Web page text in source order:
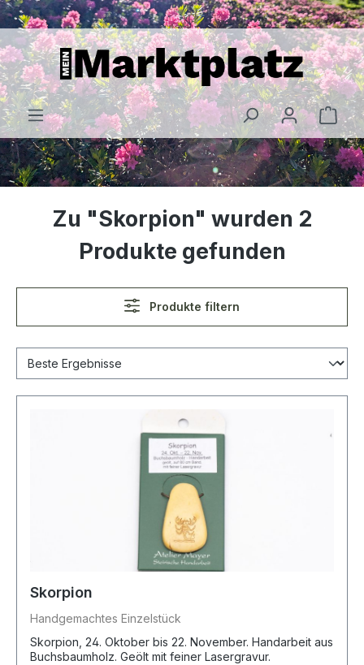
springen
Zu "Skorpion" wurden 2
Produkte gefunden
Produkte filtern
Skorpion
Handgemachtes Einzelstück
Skorpion, 24. Oktober bis 22. November. Handarbeit aus
Buchsbaumholz. Geölt mit feiner Lasergravur.